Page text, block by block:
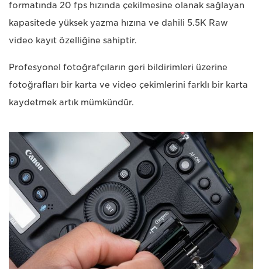
formatında 20 fps hızında çekilmesine olanak sağlayan
kapasitede yüksek yazma hızına ve dahili 5.5K Raw
video kayıt özelliğine sahiptir.
Profesyonel fotoğrafçıların geri bildirimleri üzerine
fotoğrafları bir karta ve video çekimlerini farklı bir karta
kaydetmek artık mümkündür.